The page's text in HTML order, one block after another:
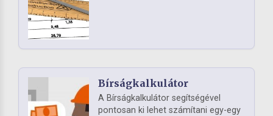
Bírságkalkulátor
A Bírságkalkulátor segítségével
pontosan ki lehet számítani egy-egy